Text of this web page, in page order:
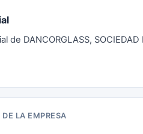
de DANCORGLASS,
LA EMPRESA